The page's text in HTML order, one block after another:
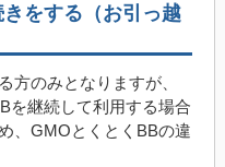
をする（お引っ越
方のみとなりますが、
を継続して利用する場合
、GMOとくとくBBの違